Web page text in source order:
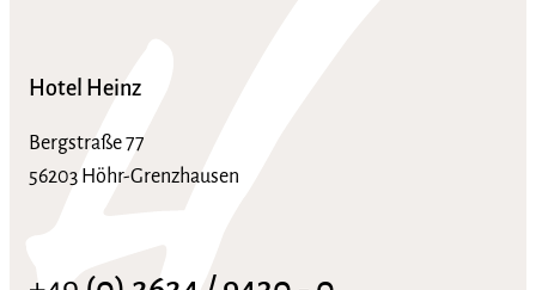
Hotel Heinz
Bergstraße 77
56203 Höhr-Grenzhausen